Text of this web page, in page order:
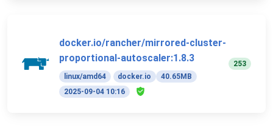
docker.io/rancher/mirrored-cluster-
proportional-autoscaler:1.8.3
linux/amd64 docker.io
40.65MB
2025-09-04 10:16
253